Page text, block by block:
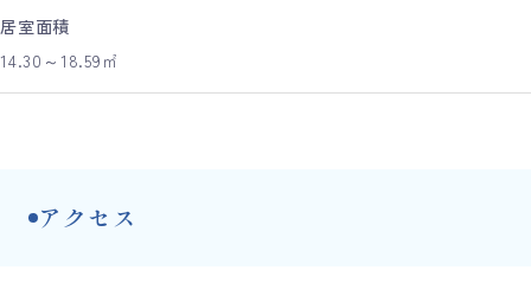
居室面積
14.30～18.59㎡
アクセス